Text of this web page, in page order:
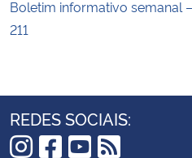
Boletim informativo semanal
211
REDES SOCIAIS: